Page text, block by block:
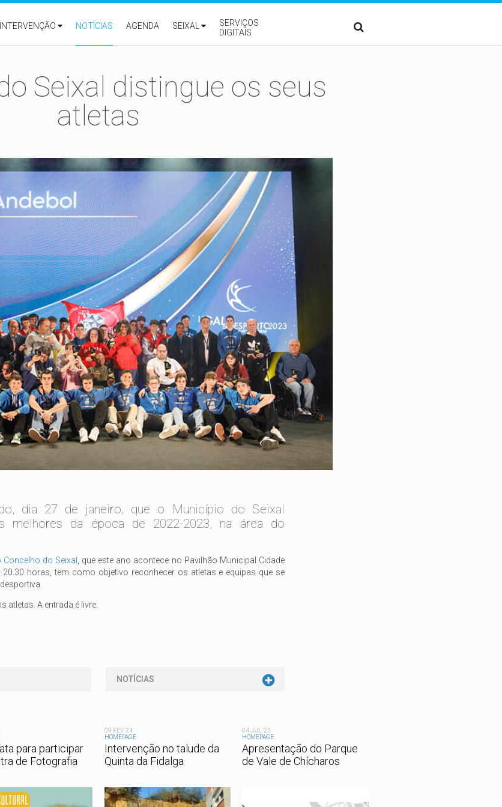
INTERVENÇÃO NOTÍCIAS AGENDA SEIXAL
SERVIÇOS
DIGITAIS
Seixal distingue os seus
atletas
dia 27 de janeiro, que o Município do Seixal
melhores da época de 2022-2023, na área do
do Seixal
, que este ano acontece no Pavilhão Municipal Cidade
horas, tem como objetivo reconhecer os atletas e equipas que se
atletas. A entrada é livre.
NOTÍCIAS
para participar
de Fotografia
09 FEV '24
HOMEPAGE
Intervenção no talude da
Quinta da Fidalga
04 JUL '23
HOMEPAGE
Apresentação do Parque
de Vale de Chícharos